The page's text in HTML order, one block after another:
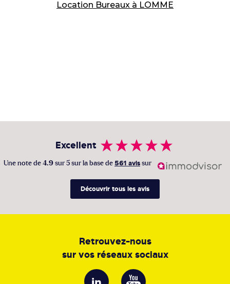
Location Bureaux à LOMME
Excellent
Une note de 4.9 sur 5 sur la base de 561 avis sur
Découvrir tous les avis
Retrouvez-nous
sur vos réseaux sociaux